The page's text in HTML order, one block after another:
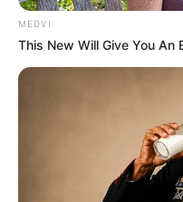
50+ Man's Ultimate
MEDVI
This New Will Give You An